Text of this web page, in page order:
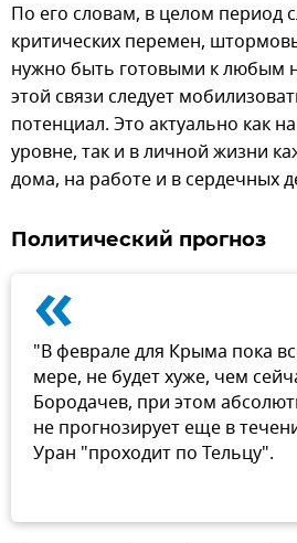
По его словам, в целом период
критических перемен,
нужно быть готовыми к любым
этой связи следует
потенциал. Это актуально как
уровне, так и в личной жизни
дома, на работе и в сердечных
Политический прогноз
«
"В феврале для Крыма пока
мере, не будет хуже, чем
Бородачев, при этом
не прогнозирует еще в
Уран "проходит по Тельцу".